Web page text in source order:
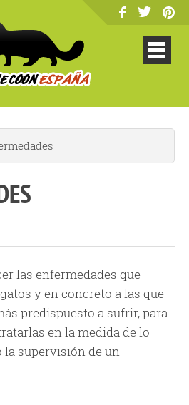
las enfermedades que
y en concreto a las que
predispuesto a sufrir, para
en la medida de lo
la supervisión de un